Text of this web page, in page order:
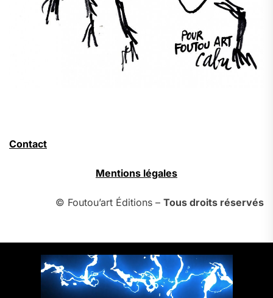
Contact
Mentions légales
© Foutou’art Éditions – Tous droits réservés